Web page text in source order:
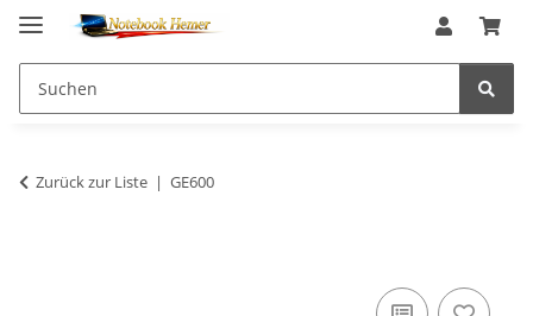
Zurück zur Liste GE600